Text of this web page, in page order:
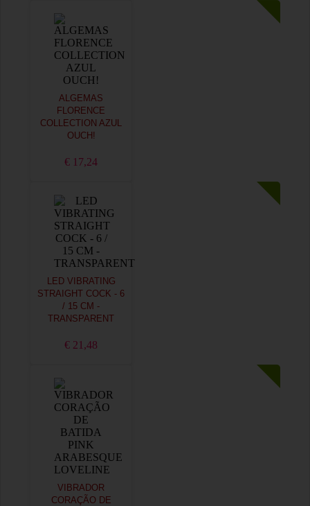
ALGEMAS
FLORENCE
COLLECTION AZUL
OUCH!
€ 17,24
LED VIBRATING
STRAIGHT COCK - 6
/ 15 CM -
TRANSPARENT
€ 21,48
VIBRADOR
CORAÇÃO DE